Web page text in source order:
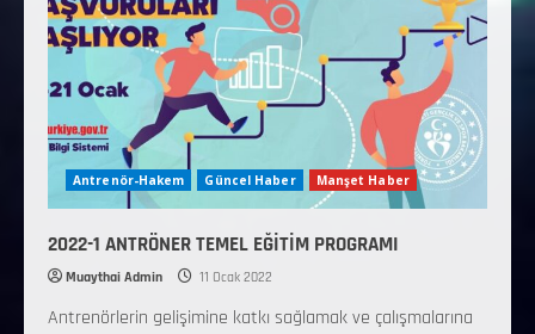
Antrenör-Hakem Güncel Haber Manşet Haber
2022-1 ANTRÖNER TEMEL EĞİTİM PROGRAMI
Muaythai Admin 11 Ocak 2022
Antrenörlerin gelişimine katkı sağlamak ve çalışmalarına